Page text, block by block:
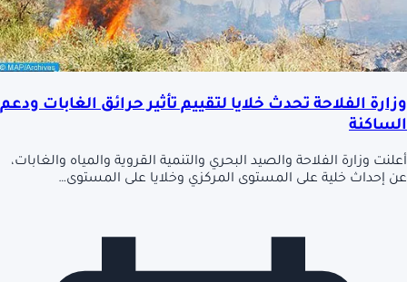
وزارة الفلاحة تحدث خلايا لتقييم تأثير حرائق الغابات ودعم
الساكنة
أعلنت وزارة الفلاحة والصيد البحري والتنمية القروية والمياه والغابات،
عن إحداث خلية على المستوى المركزي وخلايا على المستوى…